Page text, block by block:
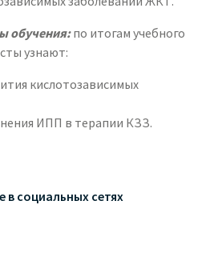
обучения:по итогам учебного
узнают:
кислотозависимых
ИПП в терапии КЗЗ.
в социальных сетях